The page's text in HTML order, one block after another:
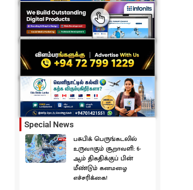
Special News
பசுபிக் பெருங்கடலில்
உருவாகும் சூறாவளி: 6-
ஆம் திகதிக்குப் பின்
மீண்டும் கனமழை
எச்சரிக்கை!